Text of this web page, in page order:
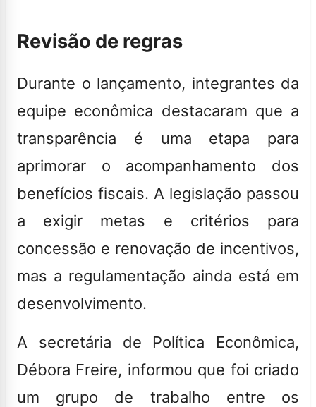
Revisão de regras
Durante o lançamento, integrantes da
equipe econômica destacaram que a
transparência é uma etapa para
aprimorar o acompanhamento dos
benefícios fiscais. A legislação passou
a exigir metas e critérios para
concessão e renovação de incentivos,
mas a regulamentação ainda está em
desenvolvimento.
A secretária de Política Econômica,
Débora Freire, informou que foi criado
um grupo de trabalho entre os